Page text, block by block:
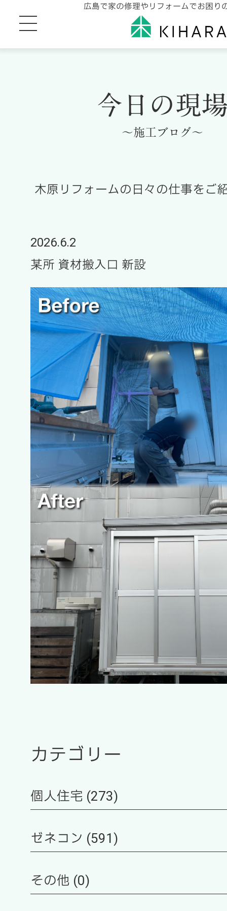
広島で家の修理やリフォームでお困り
今日の現
～施工ブログ～
木原リフォームの日々の仕事をご
2026.6.2
某所 資材搬入口 新設
カテゴリー
個人住宅 (273)
ゼネコン (591)
その他 (0)